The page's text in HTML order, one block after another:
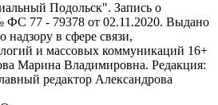
Подольск". Запись о
77 - 79378 от 02.11.2020. Выдано
в сфере связи,
и массовых коммуникаций 16+
Марина Владимировна. Редакция:
редактор Александрова